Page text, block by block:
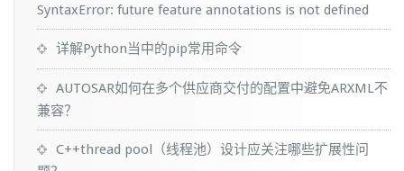
SyntaxError: future feature annotations is not defined
详解Python当中的pip常用命令
AUTOSAR如何在多个供应商交付的配置中避免ARXML不
兼容？
C++thread pool（线程池）设计应关注哪些扩展性问